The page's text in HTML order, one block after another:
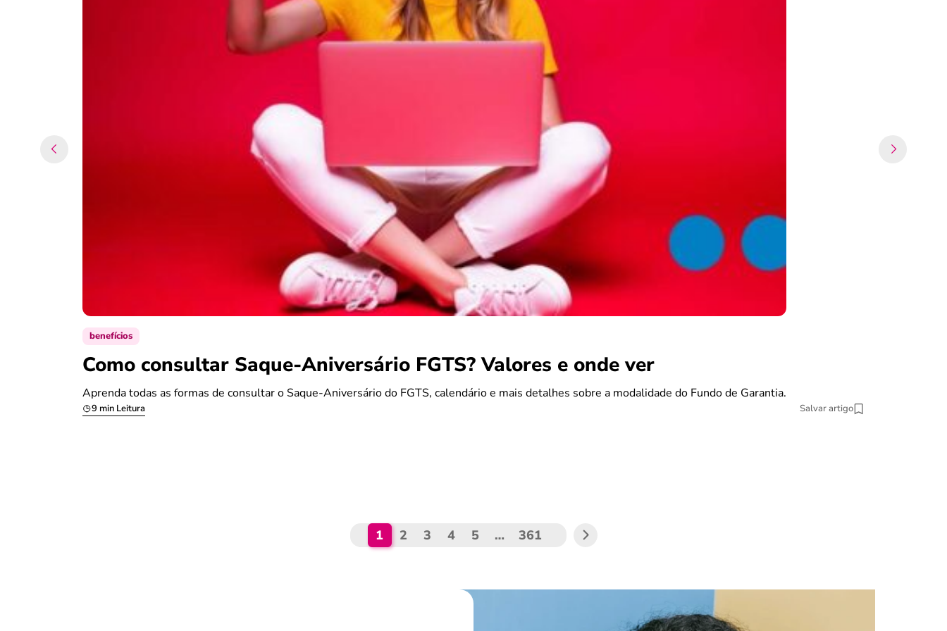
benefícios
Como consultar Saque-Aniversário FGTS? Valores e onde ver
Aprenda todas as formas de consultar o Saque-Aniversário do FGTS, calendário e mais detalhes sobre a modalidade do Fundo de Garantia.
9 min Leitura Salvar artigo
1 2 3 4 5 … 361